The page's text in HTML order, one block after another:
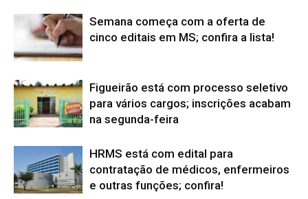
Semana começa com a oferta de
cinco editais em MS; confira a lista!
Figueirão está com processo seletivo
para vários cargos; inscrições acabam
na segunda-feira
HRMS está com edital para
contratação de médicos, enfermeiros
e outras funções; confira!